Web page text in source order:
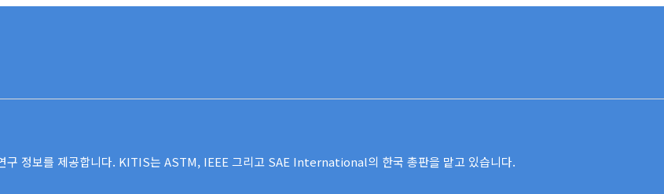
구 정보를 제공합니다. KITIS는 ASTM, IEEE 그리고 SAE International의 한국 총판을 맡고 있습니다.